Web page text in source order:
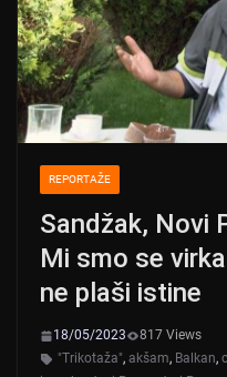
k
REPORTAŽE
Sandžak, Novi
Mi smo se
ne plaši istine
18/05/2023
817 Views
"Trikotaža", akšam, Balkan,